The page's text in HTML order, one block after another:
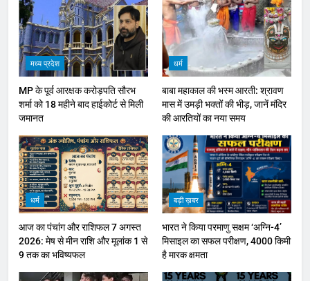
मध्य प्रदेश
MP के पूर्व आरक्षक करोड़पति सौरभ
शर्मा को 18 महीने बाद हाईकोर्ट से मिली
जमानत
धर्म
बाबा महाकाल की भस्म आरती: श्रावण
मास में उमड़ी भक्तों की भीड़, जानें मंदिर
की आरतियों का नया समय
धर्म
आज का पंचांग और राशिफल 7 अगस्त
2026: मेष से मीन राशि और मूलांक 1 से
9 तक का भविष्यफल
बड़ी ख़बर
भारत ने किया परमाणु सक्षम ‘अग्नि-4’
मिसाइल का सफल परीक्षण, 4000 किमी
है मारक क्षमता